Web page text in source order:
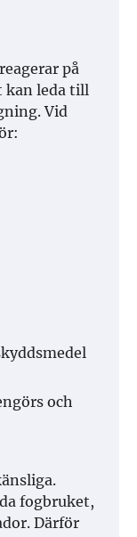
på
kan leda till
Vid
och
fogbruket,
Därför